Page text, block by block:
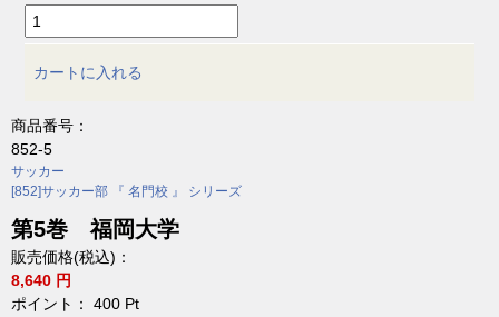
カートに入れる
商品番号：
852-5
サッカー
[852]サッカー部 『 名門校 』 シリーズ
第5巻 福岡大学
販売価格(税込)：
8,640 円
ポイント： 400 Pt